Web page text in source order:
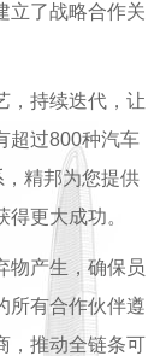
立了战略合作关
，持续迭代，让
超过800种汽车
精邦为您提供
更大成功。
物产生，确保员
所有合作伙伴遵
，推动全链条可